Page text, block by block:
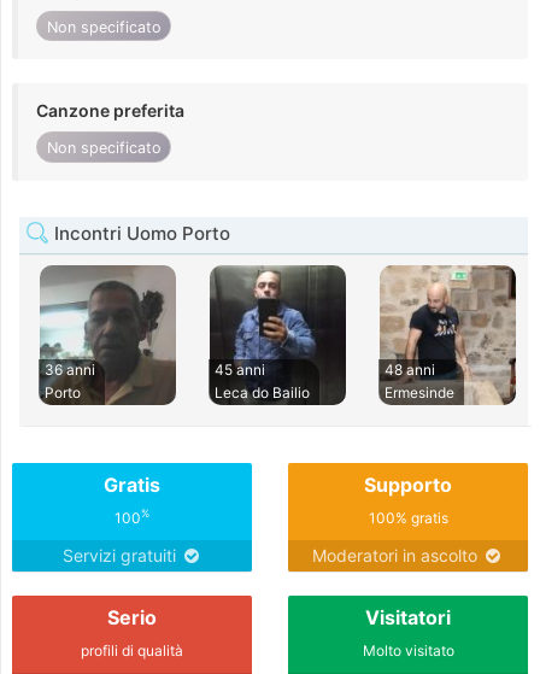
Non specificato
Canzone preferita
Non specificato
Incontri Uomo Porto
36 anni
Porto
45 anni
Leca do Bailio
48 anni
Ermesinde
Gratis
100%
Servizi gratuiti
Supporto
100% gratis
Moderatori in ascolto
Serio
profili di qualità
Visitatori
Molto visitato